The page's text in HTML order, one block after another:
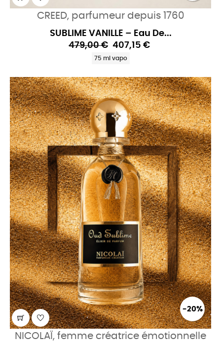
CREED, parfumeur depuis 1760
SUBLIME VANILLE – Eau De...
479,00 € 407,15 €
75 ml vapo
-20%
NICOLAÏ, femme créatrice émotionnelle